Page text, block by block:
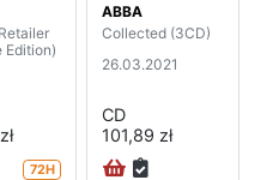
Edition)
72H
ABBA
Collected (3CD)
26.03.2021
CD
101,89 zł